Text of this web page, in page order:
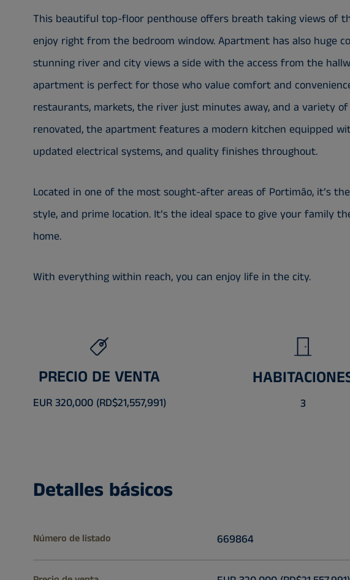
This beautiful top-floor penthouse offers breath taking views of
enjoy right from the bedroom window. Apartment has also huge
stunning river and city views a side with the access from the
apartment is perfect for those who value comfort and
restaurants, markets, the river just minutes away, and a variety
renovated, the apartment features a modern kitchen equipped
updated electrical systems, and quality finishes throughout.
Located in one of the most sought-after areas of Portimão, it’s
style, and prime location. It’s the ideal space to give your family
home.
With everything within reach, you can enjoy life in the city.
PRECIO DE VENTA
EUR 320,000 (RD$21,557,991) 3
Detalles básicos
Número de listado 669864